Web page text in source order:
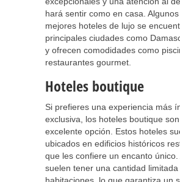
hará sentir como en casa.
mejores hoteles de lujo se
principales ciudades como
y ofrecen comodidades como
restaurantes gourmet.
Hoteles boutique
Si prefieres una experiencia más
exclusiva, los hoteles boutique
excelente opción. Estos hoteles
ubicados en edificios históricos
que les confiere un encanto único.
suelen tener una cantidad limitada